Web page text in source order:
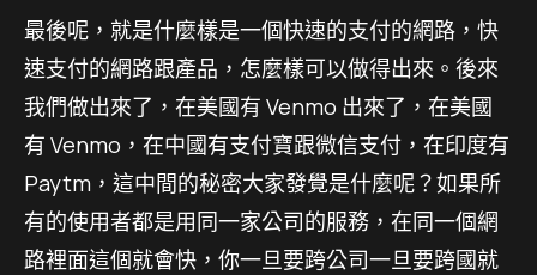
最後呢，就是什麼樣是一個快速的支付的網路，快
速支付的網路跟產品，怎麼樣可以做得出來。後來
我們做出來了，在美國有 Venmo 出來了，在美國
有 Venmo，在中國有支付寶跟微信支付，在印度有
Paytm，這中間的秘密大家發覺是什麼呢？如果所
有的使用者都是用同一家公司的服務，在同一個網
路裡面這個就會快，你一旦要跨公司一旦要跨國就